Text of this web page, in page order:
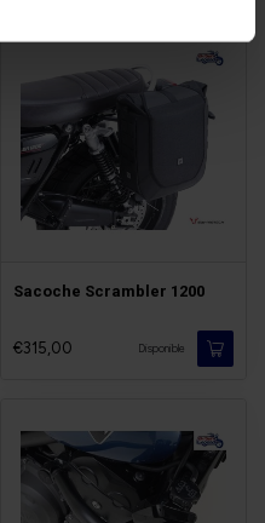
Sacoche Scrambler 1200
€315,00 Disponible